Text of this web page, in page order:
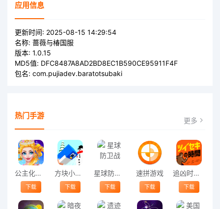
应用信息
更新时间: 2025-08-15 14:29:54
名称: 蔷薇与椿国服
版本: 1.0.15
MD5值: DFC8487A8AD2BD8EC1B590CE95911F4F
包名: com.pujiadev.baratotsubaki
热门手游 更多
公主化妆记官方版
下载
方块小企鹅游戏
下载
星球防卫战
下载
速拼游戏
下载
追凶时刻官方版
下载